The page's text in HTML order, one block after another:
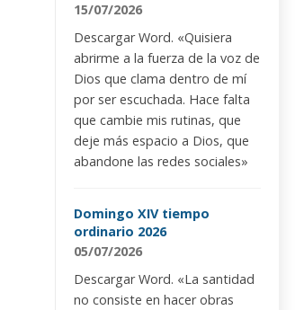
15/07/2026
Descargar Word. «Quisiera
abrirme a la fuerza de la voz de
Dios que clama dentro de mí
por ser escuchada. Hace falta
que cambie mis rutinas, que
deje más espacio a Dios, que
abandone las redes sociales»
Domingo XIV tiempo
ordinario 2026
05/07/2026
Descargar Word. «La santidad
no consiste en hacer obras